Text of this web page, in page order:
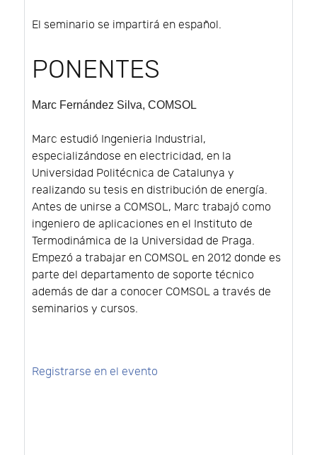
El seminario se impartirá en español.
PONENTES
Marc Fernández Silva, COMSOL
Marc estudió Ingenieria Industrial,
especializándose en electricidad, en la
Universidad Politécnica de Catalunya y
realizando su tesis en distribución de energía.
Antes de unirse a COMSOL, Marc trabajó como
ingeniero de aplicaciones en el Instituto de
Termodinámica de la Universidad de Praga.
Empezó a trabajar en COMSOL en 2012 donde es
parte del departamento de soporte técnico
además de dar a conocer COMSOL a través de
seminarios y cursos.
Registrarse en el evento